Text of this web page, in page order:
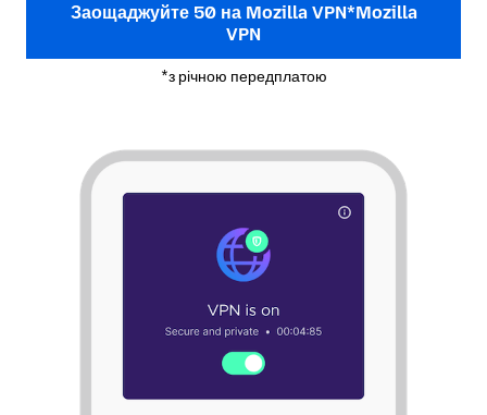
Заощаджуйте 50 на Mozilla VPN*Mozilla
VPN
*з річною передплатою